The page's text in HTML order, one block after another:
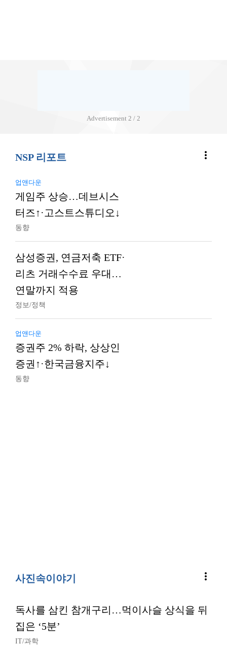
Advertisement 2 / 2
NSP 리포트 more_vert
업앤다운
게임주 상승…데브시스
터즈↑·고스트스튜디오↓
동향
삼성증권, 연금저축 ETF·
리츠 거래수수료 우대…
연말까지 적용
정보/정책
업앤다운
증권주 2% 하락, 상상인
증권↑·한국금융지주↓
동향
사진속이야기 more_vert
독사를 삼킨 참개구리…먹이사슬 상식을 뒤
집은 ‘5분’
IT/과학